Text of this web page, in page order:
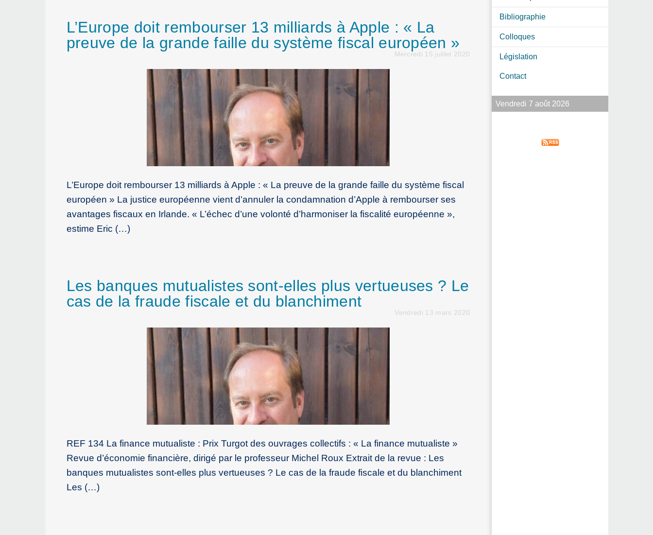
L’Europe doit rembourser 13 milliards à Apple : « La
preuve de la grande faille du système fiscal européen »
Mercredi 15 juillet 2020
L’Europe doit rembourser 13 milliards à Apple : « La preuve de la grande faille du système fiscal
européen » La justice européenne vient d’annuler la condamnation d’Apple à rembourser ses
avantages fiscaux en Irlande. « L’échec d’une volonté d’harmoniser la fiscalité européenne »,
estime Eric (…)
Les banques mutualistes sont-elles plus vertueuses ? Le
cas de la fraude fiscale et du blanchiment
Vendredi 13 mars 2020
REF 134 La finance mutualiste : Prix Turgot des ouvrages collectifs : « La finance mutualiste »
Revue d’économie financière, dirigé par le professeur Michel Roux Extrait de la revue : Les
banques mutualistes sont-elles plus vertueuses ? Le cas de la fraude fiscale et du blanchiment
Les (…)
Bibliographie
Colloques
Législation
Contact
Vendredi 7 août 2026